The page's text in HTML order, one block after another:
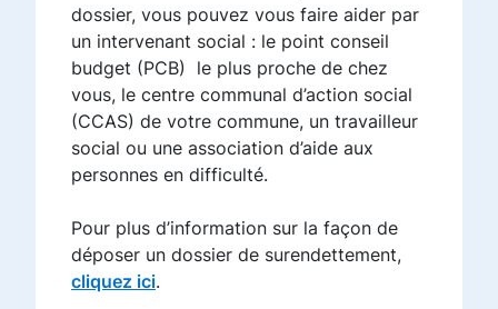
dossier, vous pouvez vous faire aider par
un intervenant social : le point conseil
budget (PCB) le plus proche de chez
vous, le centre communal d’action social
(CCAS) de votre commune, un travailleur
social ou une association d’aide aux
personnes en difficulté.
Pour plus d’information sur la façon de
déposer un dossier de surendettement,
cliquez ici.